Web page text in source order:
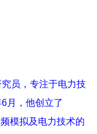
员，专注于电力技
月，他创立了
模拟及电力技术的